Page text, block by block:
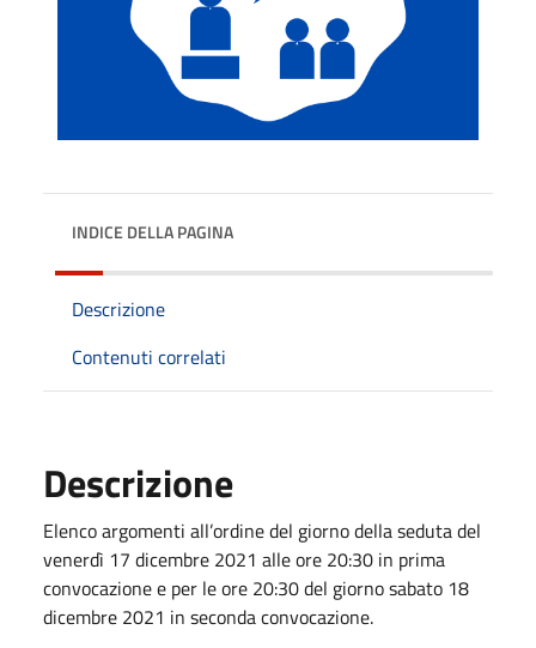
INDICE DELLA PAGINA
Descrizione
Contenuti correlati
Descrizione
Elenco argomenti all’ordine del giorno della seduta del
venerdì 17 dicembre 2021 alle ore 20:30 in prima
convocazione e per le ore 20:30 del giorno sabato 18
dicembre 2021 in seconda convocazione.